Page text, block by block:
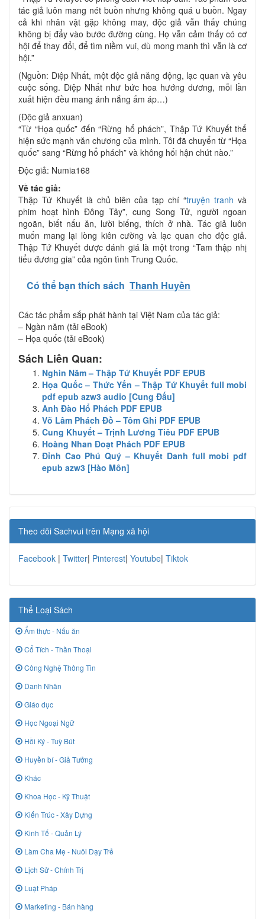
tác giả luôn mang nét buồn nhưng không quá u buồn. Ngay
cả khi nhân vật gặp không may, độc giả vẫn thấy chúng
không bị đẩy vào bước đường cùng. Họ vẫn cảm thấy có cơ
hội để thay đổi, để tìm niềm vui, dù mong manh thì vẫn là cơ
hội.”
(Nguồn: Diệp Nhất, một độc giả năng động, lạc quan và yêu
cuộc sống. Diệp Nhất như bức hoa hướng dương, mỗi lần
xuất hiện đều mang ánh nắng ấm áp…)
(Độc giả anxuan)
“Từ “Họa quốc” đến “Rừng hổ phách”, Thập Tứ Khuyết thể
hiện sức mạnh văn chương của mình. Tôi đã chuyển từ “Họa
quốc” sang “Rừng hổ phách” và không hối hận chút nào.”
Độc giả: Numia168
Về tác giả:
Thập Tứ Khuyết là chủ biên của tạp chí “truyện tranh và
phim hoạt hình Đông Tây”, cung Song Tử, người ngoan
ngoãn, biết nấu ăn, lười biếng, thích ở nhà. Tác giả luôn
muốn mang lại lòng kiên cường và lạc quan cho độc giả.
Thập Tứ Khuyết được đánh giá là một trong “Tam thập nhị
tiểu đương gia” của ngôn tình Trung Quốc.
Có thể bạn thích sách Thanh Huyền
Các tác phẩm sắp phát hành tại Việt Nam của tác giả:
– Ngàn năm (tải eBook)
– Họa quốc (tải eBook)
Sách Liên Quan:
Nghìn Năm – Thập Tứ Khuyết PDF EPUB
Họa Quốc – Thức Yến – Thập Tứ Khuyết full mobi
pdf epub azw3 audio [Cung Đấu]
Anh Đào Hổ Phách PDF EPUB
Võ Lâm Phách Đồ – Tôm Ghi PDF EPUB
Cung Khuyết – Trịnh Lương Tiêu PDF EPUB
Hoàng Nhan Đoạt Phách PDF EPUB
Đỉnh Cao Phú Quý – Khuyết Danh full mobi pdf
epub azw3 [Hào Môn]
Theo dõi Sachvui trên Mạng xã hội
Facebook | Twitter| Pinterest| Youtube| Tiktok
Thể Loại Sách
Ẩm thực - Nấu ăn
Cổ Tích - Thần Thoại
Công Nghệ Thông Tin
Danh Nhân
Giáo dục
Học Ngoại Ngữ
Hồi Ký - Tuỳ Bút
Huyền bí - Giả Tưởng
Khác
Khoa Học - Kỹ Thuật
Kiến Trúc - Xây Dựng
Kinh Tế - Quản Lý
Làm Cha Mẹ - Nuôi Dạy Trẻ
Lịch Sử - Chính Trị
Luật Pháp
Marketing - Bán hàng